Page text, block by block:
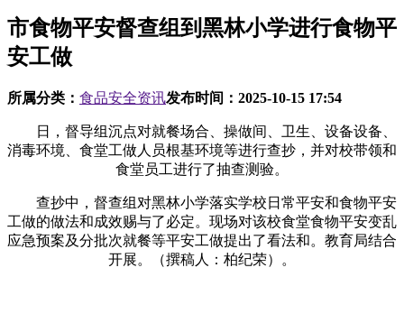
市食物平安督查组到黑林小学进行食物平
安工做
所属分类： 食品安全资讯发布时间： 2025-10-15 17:54
日，督导组沉点对就餐场合、操做间、卫生、设备设备、
消毒环境、食堂工做人员根基环境等进行查抄，并对校带领和
食堂员工进行了抽查测验。
查抄中，督查组对黑林小学落实学校日常平安和食物平安
工做的做法和成效赐与了必定。现场对该校食堂食物平安变乱
应急预案及分批次就餐等平安工做提出了看法和。教育局结合
开展。（撰稿人：柏纪荣）。